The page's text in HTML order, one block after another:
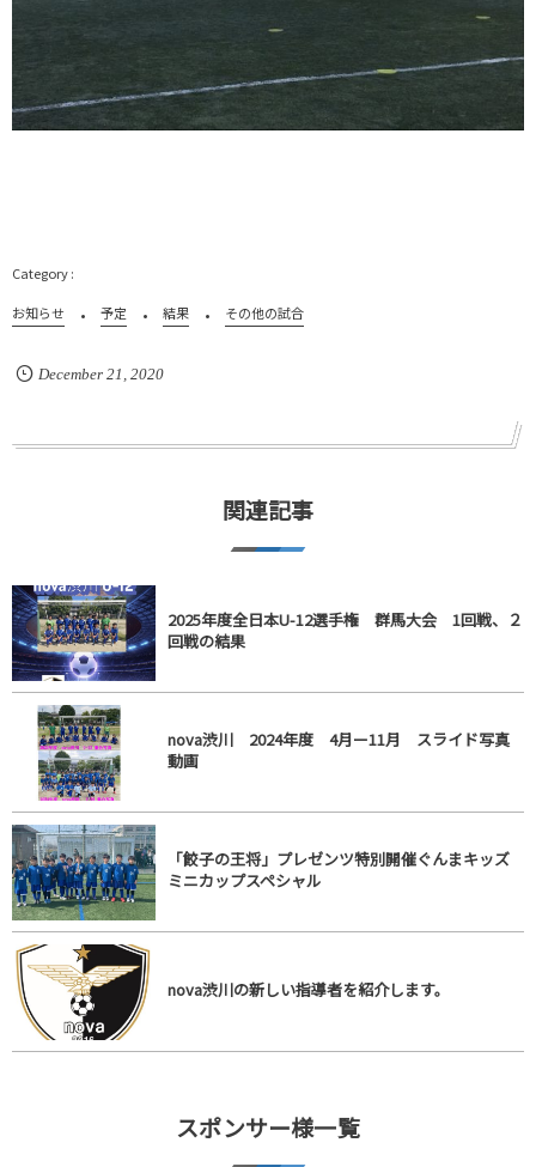
お知らせ 予定 結果 その他の試合
December 21 2020
関連記事
2025年度全日本U-12選手権 群馬大会 1回戦、２
回戦の結果
nova渋川 2024年度 4月ー11月 スライド写真
動画
「餃子の王将」プレゼンツ特別開催ぐんまキッズ
ミニカップスペシャル
nova渋川の新しい指導者を紹介します。
スポンサー様一覧